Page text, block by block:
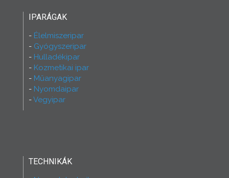
IPARÁGAK
Élelmiszeripar
Gyógyszeripar
Hulladékipar
Kozmetikai ipar
Műanyagipar
Nyomdaipar
Vegyipar
TECHNIKÁK